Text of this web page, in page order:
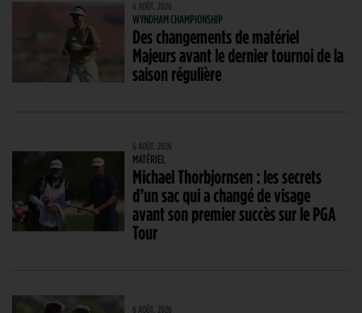
6 AOÛT. 2026
WYNDHAM CHAMPIONSHIP
Des changements de matériel
Majeurs avant le dernier tournoi de la
saison régulière
6 AOÛT. 2026
MATÉRIEL
Michael Thorbjornsen : les secrets
d’un sac qui a changé de visage
avant son premier succès sur le PGA
Tour
6 AOÛT. 2026